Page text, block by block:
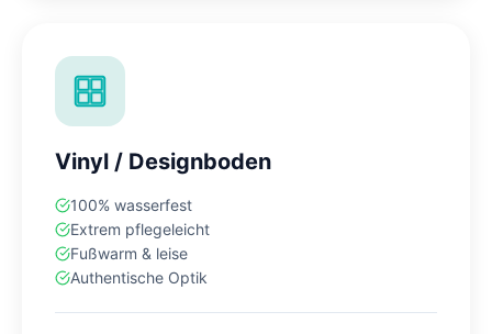
Vinyl / Designboden
100% wasserfest
Extrem pflegeleicht
Fußwarm & leise
Authentische Optik